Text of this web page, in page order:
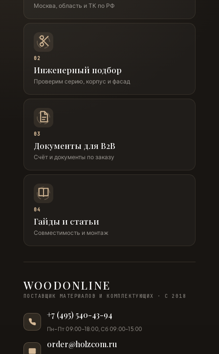
Москва, область и ТК по РФ
02
Инженерный подбор
Проверим серию, корпус и фасад
03
Документы для B2B
Счёт и документы по заказу
04
Гайды и статьи
Совместимость и монтаж
WOODONLINE
ПОСТАВЩИК МАТЕРИАЛОВ И КОМПЛЕКТУЮЩИХ · С 2018
+7 (495) 540-43-94
Пн–Пт 09:00–18:00, Сб 09:00–15:00
order@holzcom.ru